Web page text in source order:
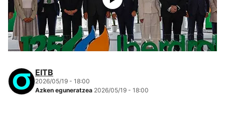
EITB
2026/05/19 - 18:00
Azken eguneratzea 2026/05/19 - 18:00